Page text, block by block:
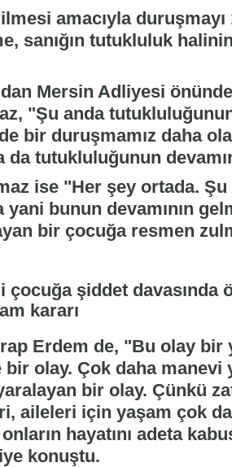
amacıyla duruşmayı
sanığın tutukluluk
Mersin Adliyesi
"Şu anda
bir duruşmamız daha
da tutukluluğunun
ise "Her şey ortada.
yani bunun devamının
bir çocuğa resmen
Erdem de, "Bu olay bir
bir olay. Çok daha manevi
bir olay. Çünkü
aileleri için yaşam çok
hayatını adeta
konuştu.